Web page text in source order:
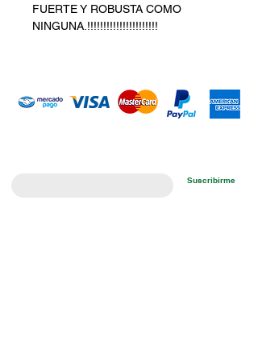
FUERTE Y ROBUSTA COMO
NINGUNA.!!!!!!!!!!!!!!!!!!!!!!
Suscribirme